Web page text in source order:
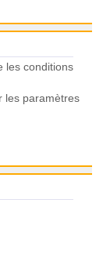
les conditions
les paramètres